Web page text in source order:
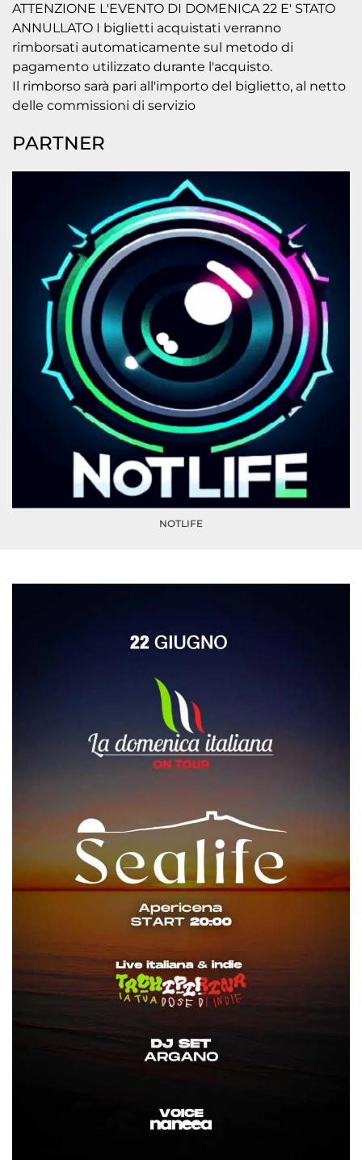
ATTENZIONE L'EVENTO DI DOMENICA 22 E' STATO
ANNULLATO I biglietti acquistati verranno
rimborsati automaticamente sul metodo di
pagamento utilizzato durante l'acquisto.
Il rimborso sarà pari all'importo del biglietto, al netto
delle commissioni di servizio
PARTNER
NOTLIFE